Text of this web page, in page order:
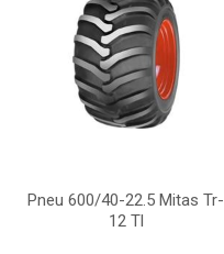
Pneu 600/40-22.5 Mitas Tr-
12 Tl